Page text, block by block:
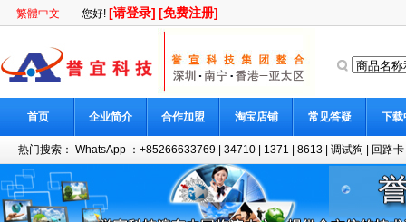
繁體中文 您好! [请登录] [免费注册]
首页 企业简介 合作加盟 淘宝店铺 常见答疑 下载
热门搜索： WhatsApp ：+85266633769 34710 1371 8613 调试狗 回路卡